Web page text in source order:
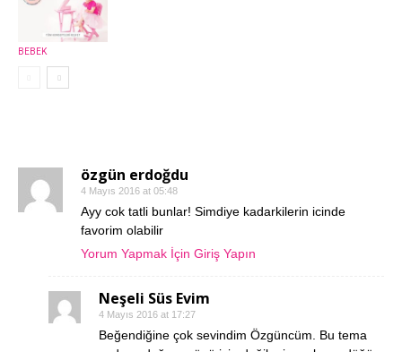
BEBEK
özgün erdoğdu
4 Mayıs 2016 at 05:48
Ayy cok tatli bunlar! Simdiye kadarkilerin icinde
favorim olabilir
Yorum Yapmak İçin Giriş Yapın
Neşeli Süs Evim
4 Mayıs 2016 at 17:27
Beğendiğine çok sevindim Özgüncüm. Bu tema